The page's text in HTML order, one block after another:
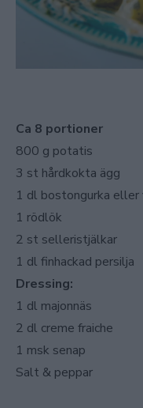
Ca 8 portioner
800 g potatis
3 st hårdkokta ägg
1 dl bostongurka eller
1 rödlök
2 st selleristjälkar
1 dl finhackad persilja
Dressing:
1 dl majonnäs
2 dl creme fraiche
1 msk senap
Salt & peppar